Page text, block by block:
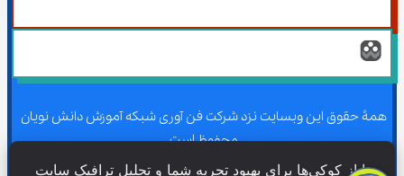
همۀ حقوق این وبسایت نزد شرکت فن آوری شبکه آموزش دانش نویان
محفوظ است.
ما از کوکی‌ها برای بهبود تجربه شما و تحلیل ترافیک سایت